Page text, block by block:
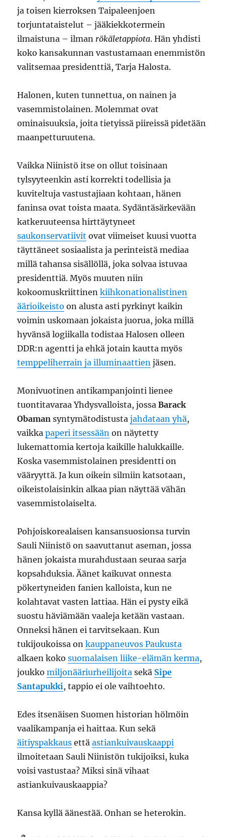
ja toisen kierroksen Taipaleenjoen
torjuntataistelut – jääkiekkotermein
ilmaistuna – ilman rökäletappiota. Hän yhdisti
koko kansakunnan vastustamaan enemmistön
valitsemaa presidenttiä, Tarja Halosta.
Halonen, kuten tunnettua, on nainen ja
vasemmistolainen. Molemmat ovat
ominaisuuksia, joita tietyissä piireissä pidetään
maanpetturuutena.
Vaikka Niinistö itse on ollut toisinaan
tylsyyteenkin asti korrekti todellisia ja
kuviteltuja vastustajiaan kohtaan, hänen
faninsa ovat toista maata. Sydäntäsärkevään
katkeruuteensa hirttäytyneet
saukonservatiivit ovat viimeiset kuusi vuotta
täyttäneet sosiaalista ja perinteistä mediaa
millä tahansa sisällöllä, joka solvaa istuvaa
presidenttiä. Myös muuten niin
kokoomuskriittinenkiihkonationalistinen
äärioikeisto on alusta asti pyrkinyt kaikin
voimin uskomaan jokaista juorua, joka millä
hyvänsä logiikalla todistaa Halosen olleen
DDR:n agentti ja ehkä jotain kautta myös
temppeliherrain ja illuminaattien jäsen.
Monivuotinen antikampanjointi lienee
tuontitavaraa Yhdysvalloista, jossaBarack
Obaman syntymätodistustajahdataan yhä,
vaikkapaperi itsessään on näytetty
lukemattomia kertoja kaikille halukkaille.
Koska vasemmistolainen presidentti on
vääryyttä. Ja kun oikein silmiin katsotaan,
oikeistolaisinkin alkaa pian näyttää vähän
vasemmistolaiselta.
Pohjoiskorealaisen kansansuosionsa turvin
Sauli Niinistö on saavuttanut aseman, jossa
hänen jokaista murahdustaan seuraa sarja
kopsahduksia. Äänet kaikuvat onnesta
pökertyneiden fanien kalloista, kun ne
kolahtavat vasten lattiaa. Hän ei pysty eikä
suostu häviämään vaaleja ketään vastaan.
Onneksi hänen ei tarvitsekaan. Kun
tukijoukoissa onkauppaneuvos Paukusta
alkaen kokosuomalaisen liike-elämän kerma,
joukkomiljonääriurheilijoita sekä Sipe
Santapukki, tappio ei ole vaihtoehto.
Edes itsenäisen Suomen historian hölmöin
vaalikampanja ei haittaa. Kun sekä
äitiyspakkaus ettäastiankuivauskaappi
ilmoitetaan Sauli Niinistön tukijoiksi, kuka
voisi vastustaa? Miksi sinä vihaat
astiankuivauskaappia?
Kansa kyllä äänestää. Onhan se heterokin.